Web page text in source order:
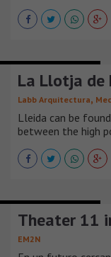
La Llotja de
Labb Arquitectura,
Lleida can be
between the high
Theater 11
EM2N